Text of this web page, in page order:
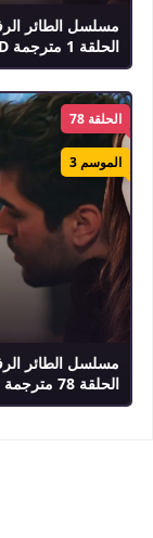
مسلسل الطائر
الحلقة 1 مترجمة HD
مسلسل الطائر
الحلقة 78 مترجمة HD
الحلقة 78
الموسم 3